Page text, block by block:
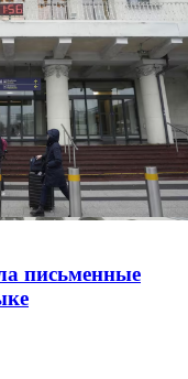
письменные